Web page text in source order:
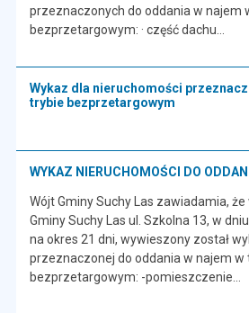
przeznaczonych do oddania w najem
bezprzetargowym: · część dachu…
Wykaz dla nieruchomości
trybie bezprzetargowym
WYKAZ NIERUCHOMOŚCI DO
Wójt Gminy Suchy Las zawiadamia,
Gminy Suchy Las ul. Szkolna 13, w
na okres 21 dni, wywieszony został
przeznaczonej do oddania w najem w
bezprzetargowym: -pomieszczenie…